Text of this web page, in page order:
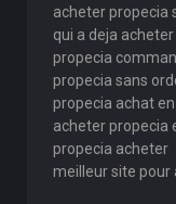
acheter propecia
qui a deja
propecia
propecia sans
propecia achat
acheter propecia
propecia acheter
meilleur site pour